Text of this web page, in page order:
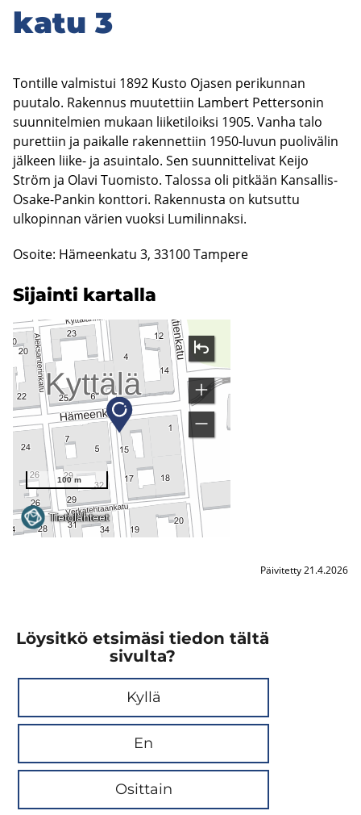
ka­tu 3
Tontille valmistui 1892 Kusto Ojasen perikunnan
puutalo. Rakennus muutettiin Lambert Pettersonin
suunnitelmien mukaan liiketiloiksi 1905. Vanha talo
purettiin ja paikalle rakennettiin 1950-luvun puolivälin
jälkeen liike- ja asuintalo. Sen suunnittelivat Keijo
Ström ja Olavi Tuomisto. Talossa oli pitkään Kansallis-
Osake-Pankin konttori. Rakennusta on kutsuttu
ulkopinnan värien vuoksi Lumilinnaksi.
Osoite: Hämeenkatu 3, 33100 Tampere
Si­jain­ti kar­tal­la
Päivitetty 21.4.2026
Löysitkö etsimäsi tiedon tältä
sivulta?
Kyllä
En
Osittain